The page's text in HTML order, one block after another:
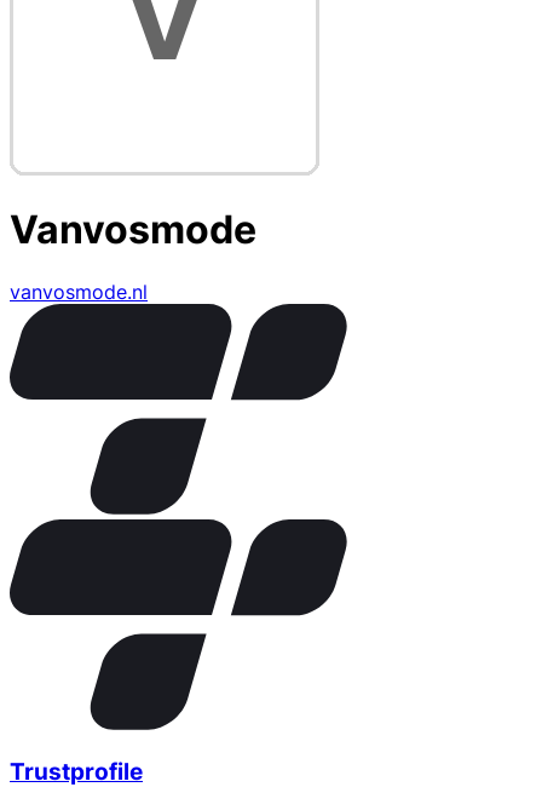
Vanvosmode
vanvosmode.nl
Trustprofile